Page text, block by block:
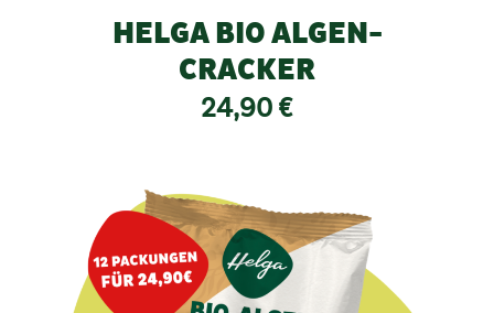
HELGA BIO ALGEN-
CRACKER
24,90€